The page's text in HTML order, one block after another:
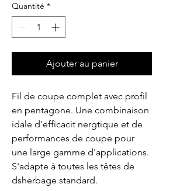
Quantité *
Ajouter au panier
Fil de coupe complet avec profil
en pentagone. Une combinaison
idale d'efficacit nergtique et de
performances de coupe pour
une large gamme d'applications.
S'adapte à toutes les têtes de
dsherbage standard.